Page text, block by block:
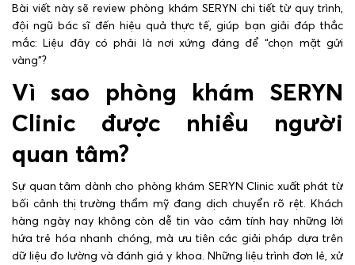
Bài viết này sẽ review phòng khám SERYN chi tiết từ quy trình,
đội ngũ bác sĩ đến hiệu quả thực tế, giúp bạn giải đáp thắc
mắc: Liệu đây có phải là nơi xứng đáng để “chọn mặt gửi
vàng”?
Vì sao phòng khám SERYN
Clinic được nhiều người
quan tâm?
Sự quan tâm dành cho phòng khám SERYN Clinic xuất phát từ
bối cảnh thị trường thẩm mỹ đang dịch chuyển rõ rệt. Khách
hàng ngày nay không còn dễ tin vào cảm tính hay những lời
hứa trẻ hóa nhanh chóng, mà ưu tiên các giải pháp dựa trên
dữ liệu đo lường và đánh giá y khoa. Những liệu trình đơn lẻ, xử